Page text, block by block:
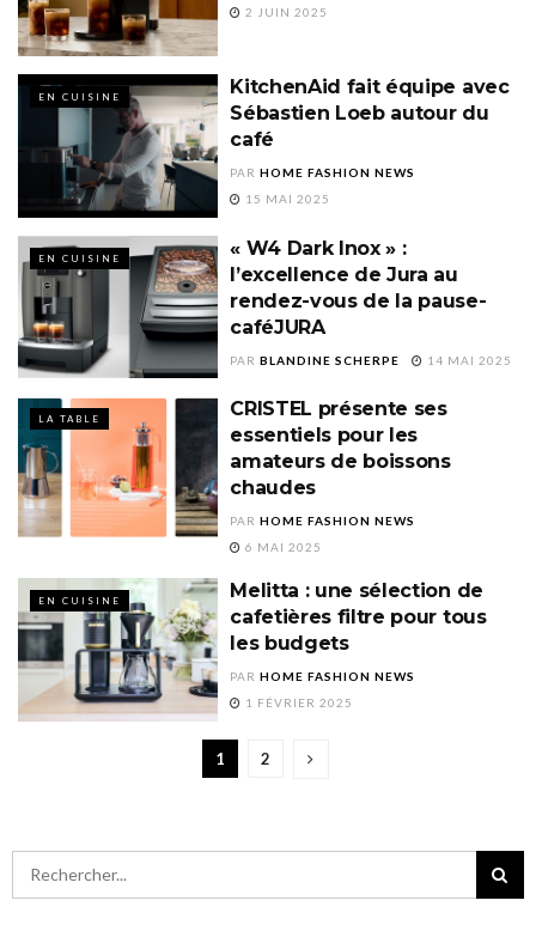
2 JUIN 2025
EN CUISINE
KitchenAid fait équipe avec
Sébastien Loeb autour du
café
PAR HOME FASHION NEWS
15 MAI 2025
EN CUISINE
« W4 Dark Inox » :
l’excellence de Jura au
rendez-vous de la pause-
caféJURA
PAR BLANDINE SCHERPE 14 MAI 2025
LA TABLE
CRISTEL présente ses
essentiels pour les
amateurs de boissons
chaudes
PAR HOME FASHION NEWS
6 MAI 2025
EN CUISINE
Melitta : une sélection de
cafetières filtre pour tous
les budgets
PAR HOME FASHION NEWS
1 FÉVRIER 2025
1 2